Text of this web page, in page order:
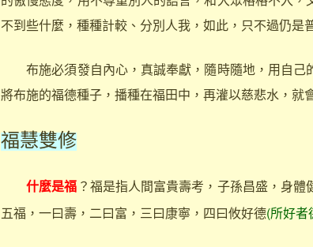
不到些什麼，種種計較、分別人我，如此，只不過仍是
布施必須發自內心，真誠奉獻，隨時隨地，用自己
將布施的福德種子，播種在福田中，再灌以慈悲水，就
福慧雙修
什麼是福 ？福是指人間富貴壽考，子孫昌盛，身
五福，一曰壽，二曰富，三曰康寧，四曰攸好德(所好者